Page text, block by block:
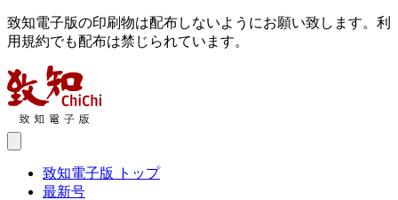
致知電子版の印刷物は配布しないようにお願い致します。利
用規約でも配布は禁じられています。
致知電子版 トップ
最新号